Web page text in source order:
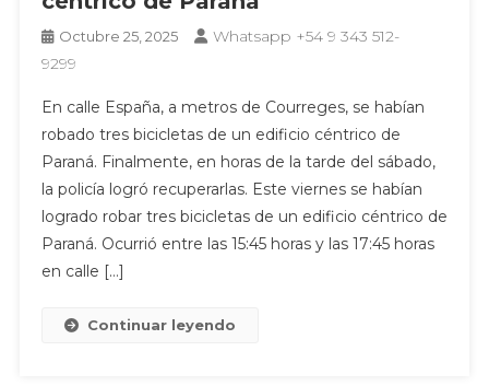
Octubre 25, 2025
Whatsapp +54 9 343 512-
9299
En calle España, a metros de Courreges, se habían
robado tres bicicletas de un edificio céntrico de
Paraná. Finalmente, en horas de la tarde del sábado,
la policía logró recuperarlas. Este viernes se habían
logrado robar tres bicicletas de un edificio céntrico de
Paraná. Ocurrió entre las 15:45 horas y las 17:45 horas
en calle […]
Continuar leyendo